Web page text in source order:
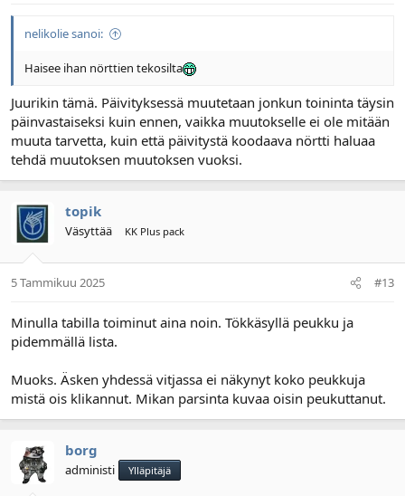
nelikolie sanoi:
Haisee ihan nörttien tekosilta
Juurikin tämä. Päivityksessä muutetaan jonkun toininta täysin
päinvastaiseksi kuin ennen, vaikka muutokselle ei ole mitään
muuta tarvetta, kuin että päivitystä koodaava nörtti haluaa
tehdä muutoksen muutoksen vuoksi.
topik
Väsyttää KK Plus pack
5 Tammikuu 2025 #13
Minulla tabilla toiminut aina noin. Tökkäsyllä peukku ja
pidemmällä lista.
Muoks. Äsken yhdessä vitjassa ei näkynyt koko peukkuja
mistä ois klikannut. Mikan parsinta kuvaa oisin peukuttanut.
borg
administi Ylläpitäjä